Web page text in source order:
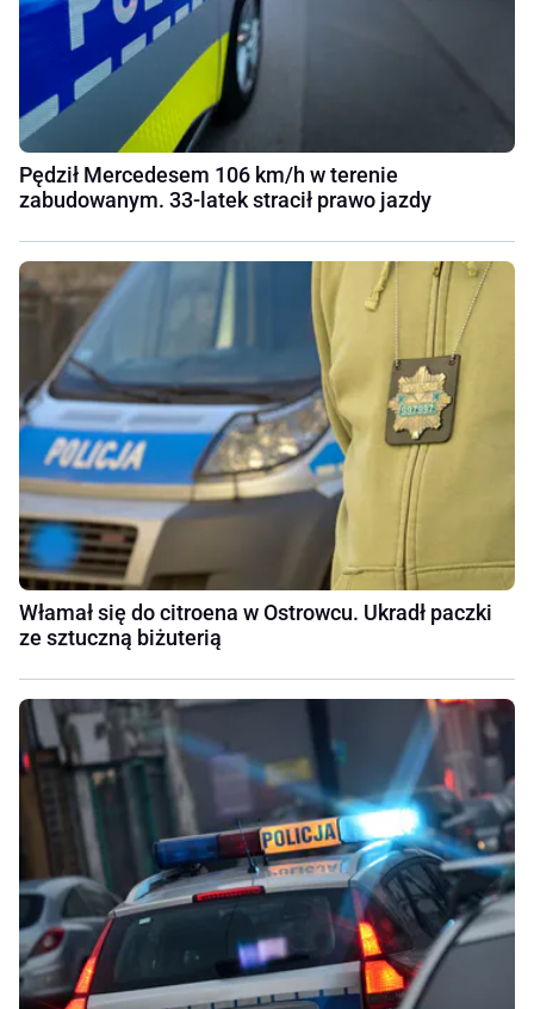
Pędził Mercedesem 106 km/h w terenie
zabudowanym. 33-latek stracił prawo jazdy
Włamał się do citroena w Ostrowcu. Ukradł paczki
ze sztuczną biżuterią